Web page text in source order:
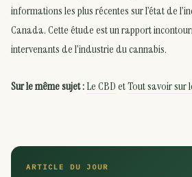
informations les plus récentes sur l’état de
Canada. Cette étude est un rapport
intervenants de l’industrie du cannabis.
Sur le même sujet :Le CBDetTout savoir sur
ARTICLE DU JOUR